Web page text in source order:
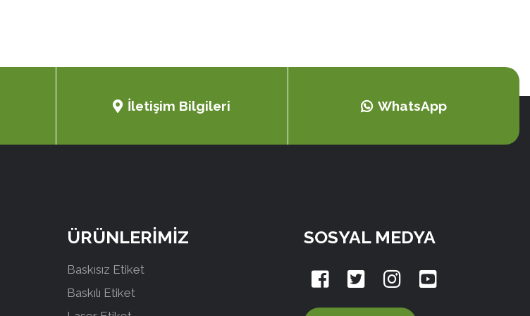
İletişim Bilgileri WhatsApp
ÜRÜNLERİMİZ
Baskısız Etiket
Baskılı Etiket
SOSYAL MEDYA